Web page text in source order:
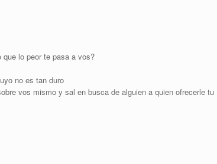
que lo peor te pasa a vos?
no es tan duro
vos mismo y sal en busca de alguien a quien ofrecerle tu